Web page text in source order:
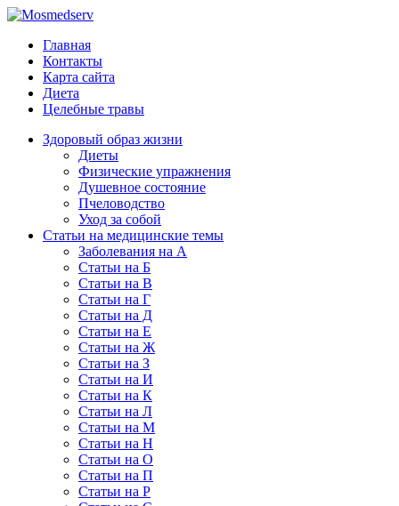
Главная
Контакты
Карта сайта
Диета
Целебные травы
Здоровый образ жизни
Диеты
Физические упражнения
Душевное состояние
Пчеловодство
Уход за собой
Статьи на медицинские темы
Заболевания на А
Статьи на Б
Статьи на В
Статьи на Г
Статьи на Д
Статьи на Е
Статьи на Ж
Статьи на З
Статьи на И
Статьи на К
Статьи на Л
Статьи на М
Статьи на Н
Статьи на О
Статьи на П
Статьи на Р